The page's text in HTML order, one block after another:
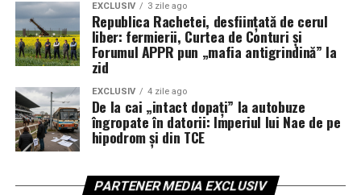
EXCLUSIV 3 zile ago
Republica Rachetei, desființată de cerul
liber: fermierii, Curtea de Conturi și
Forumul APPR pun „mafia antigrindină” la
zid
EXCLUSIV 4 zile ago
De la cai „intact dopați” la autobuze
îngropate în datorii: Imperiul lui Nae de pe
hipodrom și din TCE
PARTENER MEDIA EXCLUSIV